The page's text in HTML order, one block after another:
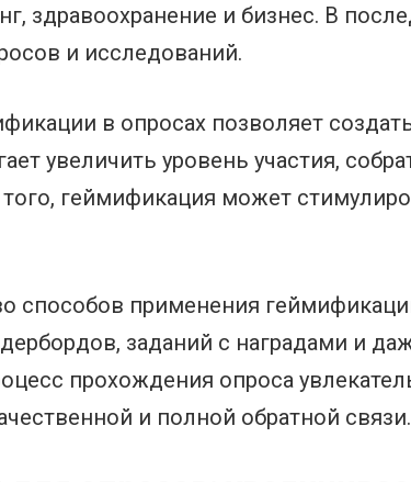
здравоохранение и бизнес. В
и исследований.
в опросах позволяет
увеличить уровень участия,
геймификация может
способов применения
заданий с наградами и
прохождения опроса
и полной обратной связи.